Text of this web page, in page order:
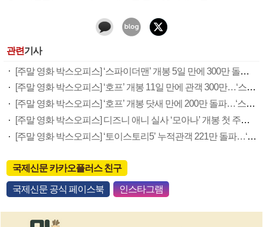
관련기사
[주말 영화 박스오피스] ‘스파이더맨’ 개봉 5일 만에 300만 돌풍…박스오피스·예매율 동시 1위
[주말 영화 박스오피스] ‘호프’ 개봉 11일 만에 관객 300만…‘스파이더맨’ 예매율 68.8% 1위
[주말 영화 박스오피스] ‘호프’ 개봉 닷새 만에 200만 돌파…‘스파이더맨: 브랜드 뉴 데이’ 예매율 1위
[주말 영화 박스오피스] 디즈니 애니 실사 ‘모아나’ 개봉 첫 주말 정상…‘호프’ 예매율 62.5% 1위
[주말 영화 박스오피스] ‘토이스토리5’ 누적관객 221만 돌파…‘호프’ 예매율 1위
국제신문 카카오플러스 친구
국제신문 공식 페이스북 인스타그램